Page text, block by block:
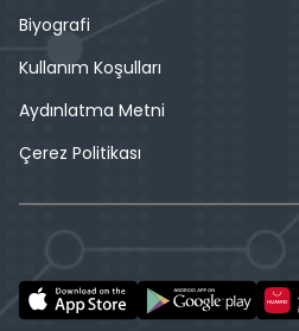
Biyografi
Kullanım Koşulları
Aydınlatma Metni
Çerez Politikası